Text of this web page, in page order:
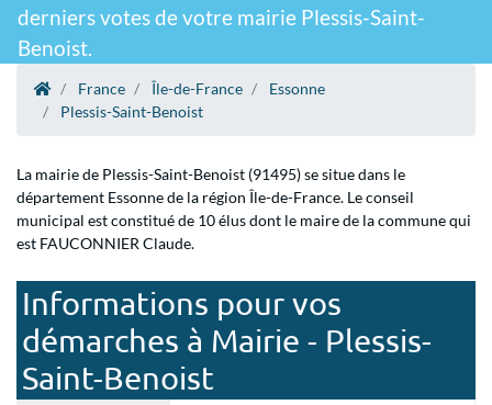
derniers votes de votre mairie Plessis-Saint-
Benoist.
France Île-de-France
Essonne
Plessis-Saint-Benoist
La mairie de Plessis-Saint-Benoist (91495) se situe dans le
département Essonne de la région Île-de-France. Le conseil
municipal est constitué de 10 élus dont le maire de la commune qui
est FAUCONNIER Claude.
Informations pour vos
démarches à Mairie - Plessis-
Saint-Benoist